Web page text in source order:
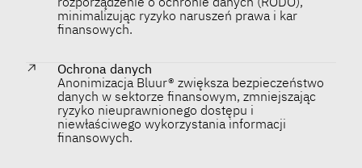
minimalizując ryzyko naruszeń prawa i kar
finansowych.
Ochrona danych
Anonimizacja Bluur® zwiększa bezpieczeństwo
danych w sektorze finansowym, zmniejszając
ryzyko nieuprawnionego dostępu i
niewłaściwego wykorzystania informacji
finansowych.